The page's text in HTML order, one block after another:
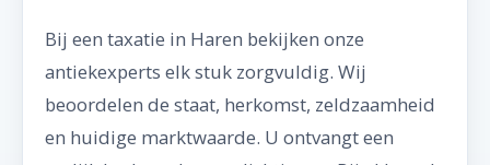
Bij een taxatie in Haren bekijken onze
antiekexperts elk stuk zorgvuldig. Wij
beoordelen de staat, herkomst, zeldzaamheid
en huidige marktwaarde. U ontvangt een